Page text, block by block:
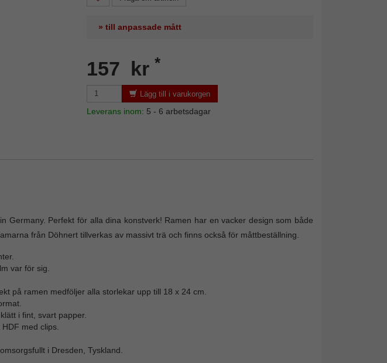
» till anpassade mått
157 kr *
Lägg till i varukorgen
Leverans inom: 5 - 6 arbetsdagar
Germany. Perfekt för alla dina konstverk! Ramen har en vacker design som både
från Döhnert tillverkas av massivt trä och finns också för måttbeställning.
var för sig.
på ramen medföljer alla storlekar upp till 18 x 24 cm.
i fint, svart papper.
med clips.
i Dresden, Tyskland.